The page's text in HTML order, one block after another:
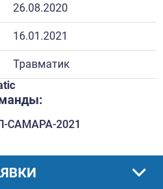
26.08.2020
16.01.2021
Травматик
САМАРА-2021